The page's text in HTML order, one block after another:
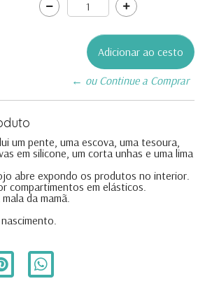
← ou Continue a Comprar
um pente, uma escova, uma tesoura,
em silicone, um corta unhas e uma lima
abre expondo os produtos no interior.
compartimentos em elásticos.
da mamã.